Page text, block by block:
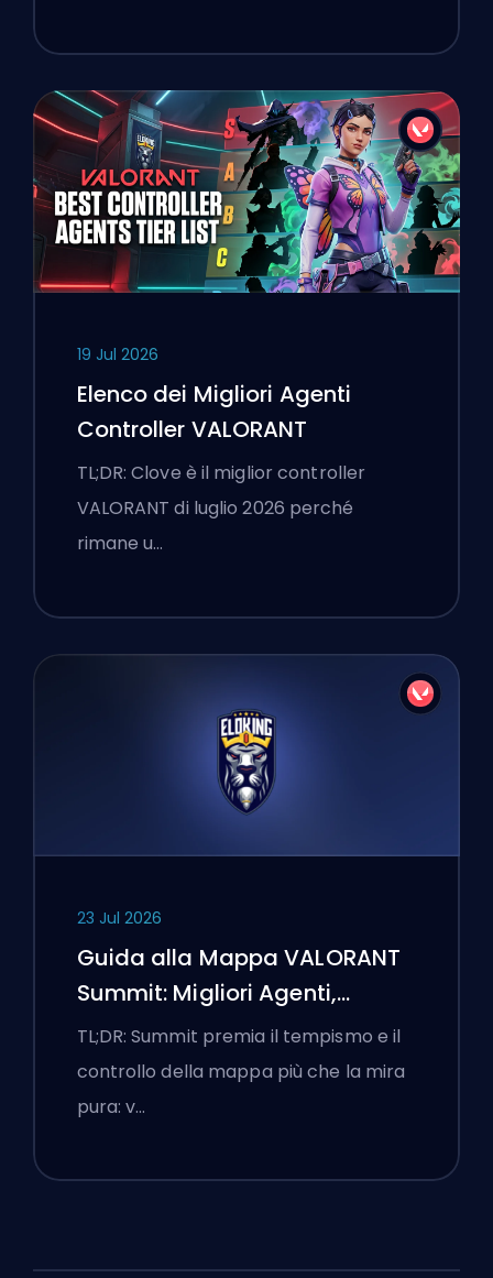
19 Jul 2026
Elenco dei Migliori Agenti
Controller VALORANT
TL;DR: Clove è il miglior controller
VALORANT di luglio 2026 perché
rimane u…
23 Jul 2026
Guida alla Mappa VALORANT
Summit: Migliori Agenti,
Chiamate e Fumogeni
TL;DR: Summit premia il tempismo e il
controllo della mappa più che la mira
pura: v…